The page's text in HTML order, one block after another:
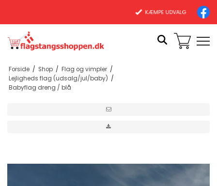
Forside / Shop / Flag og vimpler /
Lejligheds flag (udsalg/jul/baby) /
Babyflag dreng / blå